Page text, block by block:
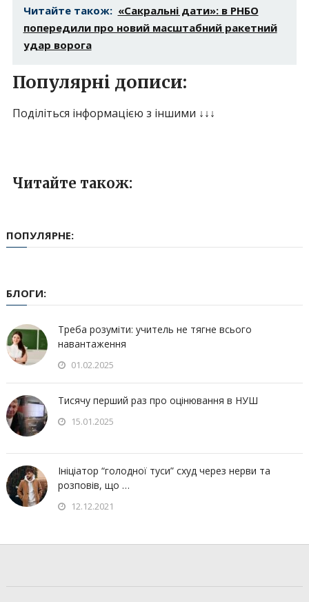
Читайте також: «Сакральні дати»: в РНБО
попередили про новий масштабний ракетний
удар ворога
Популярні дописи:
Поділіться інформацією з іншими ↓↓↓
Читайте також:
ПОПУЛЯРНЕ:
БЛОГИ:
Треба розуміти: учитель не тягне всього
навантаження
01.02.2025
Тисячу перший раз про оцінювання в НУШ
15.01.2025
Ініціатор “голодної туси” схуд через нерви та
розповів, що …
12.12.2021